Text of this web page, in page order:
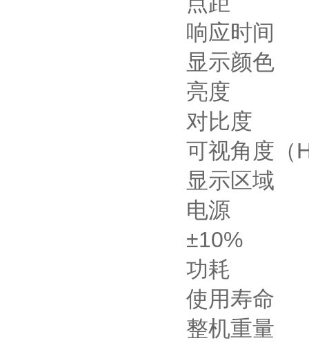
响应时间
显示颜色
亮度
对比度
可视角度（
显示区域
电源
±10%
功耗
使用寿命
整机重量